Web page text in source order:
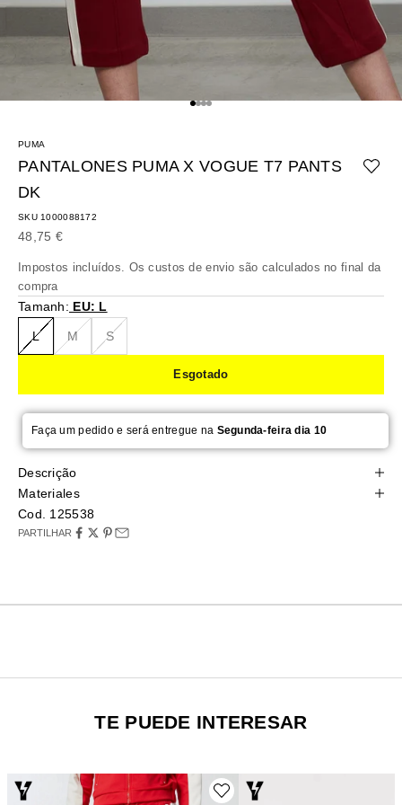
Ir para o artigo 1
Ir para o artigo 2
Ir para o artigo 3
Ir para o artigo 4
PUMA
PANTALONES PUMA X VOGUE T7 PANTS
DK
SKU 1000088172
Preço promocional
48,75 €
Impostos incluídos. Oscustos de envio são calculados no final da
compra
Tamanh: EU: L
L M S
Esgotado
Faça um pedido e será entregue na Segunda-feira dia 10
Descrição
Materiales
Cod. 125538
PARTILHAR
TE PUEDE INTERESAR